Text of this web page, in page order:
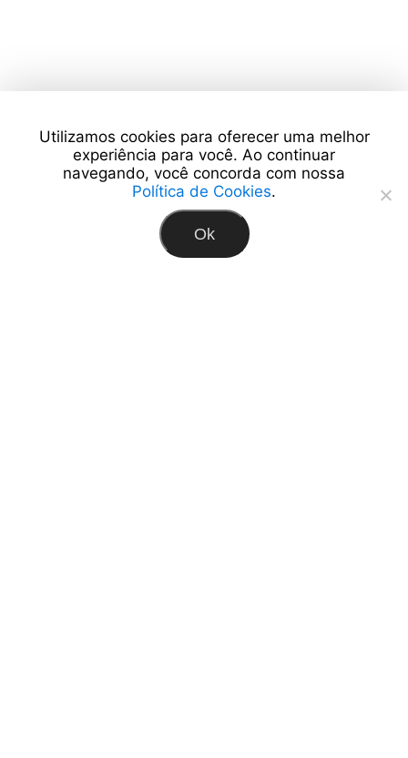
Enviar Mensagem
Utilizamos cookies para oferecer uma melhor
experiência para você. Ao continuar
navegando, você concorda com nossa
Política de Cookies.
Ok